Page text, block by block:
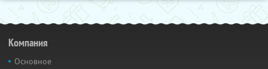
Компания
Основное